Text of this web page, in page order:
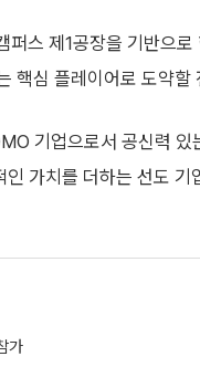
스 제1공장을 기반으
핵심 플레이어로 도약할
기업으로서 공신력 있
가치를 더하는 선도
가